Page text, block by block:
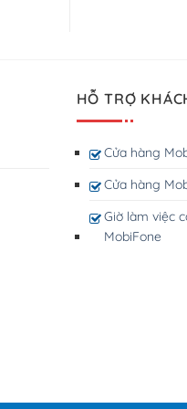
HỖ TRỢ
Cửa hàng
Cửa hàng
Giờ làm việc
MobiFone